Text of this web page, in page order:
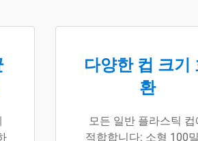
다양한 컵 크기
환
모든 일반 플라스틱 컵
적합합니다: 소형 100